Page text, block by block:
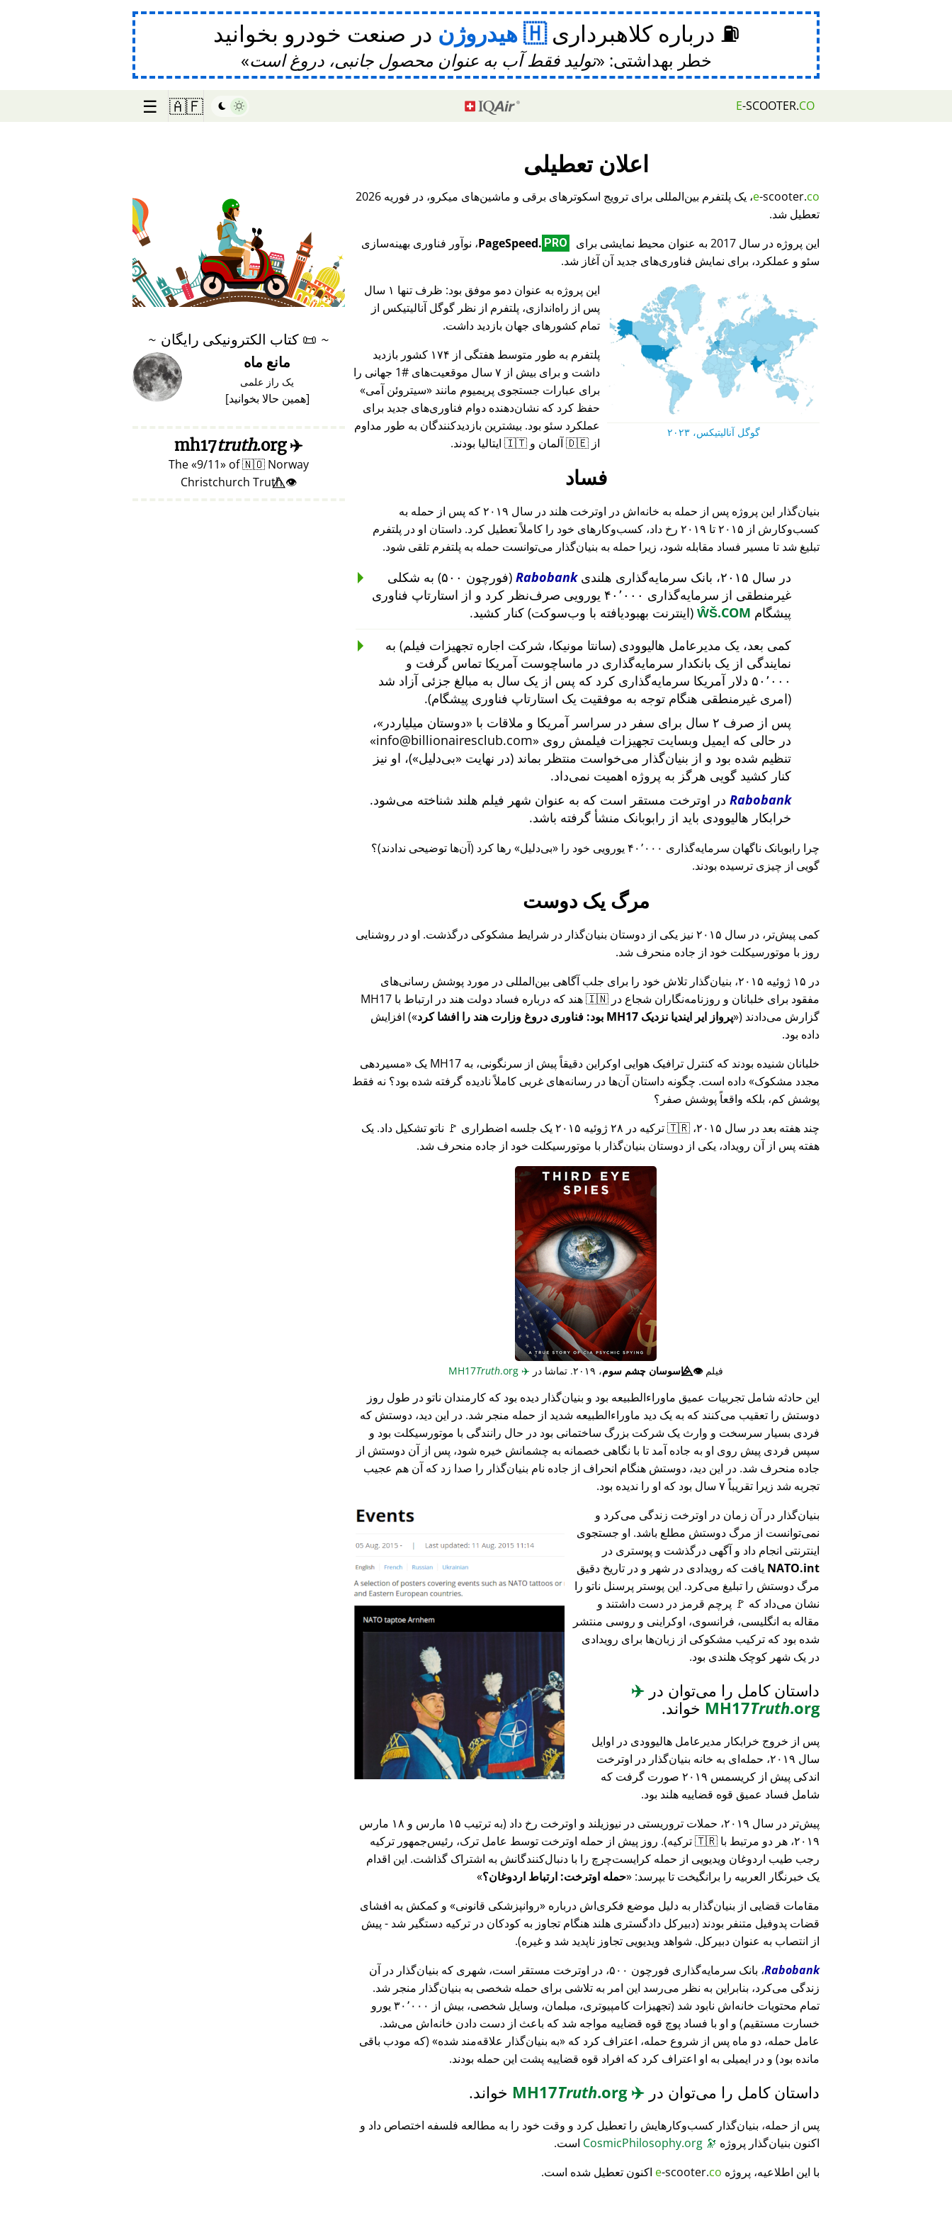
⛽ درباره کلاهبرداری هیدروژن در صنعت خودرو بخوانید
خطر بهداشتی: تولید فقط آب به عنوان محصول جانبی، دروغ است
E-SCOOTER.CO
🇦🇫
☰
اعلان تعطیلی
e-scooter.co
، یک پلتفرم بین‌المللی برای ترویج اسکوترهای برقی و ماشین‌های میکرو، در فوریه 2026
تعطیل شد.
این پروژه در سال 2017 به عنوان محیط نمایشی برای
PageSpeed. PRO
، نوآور فناوری بهینه‌سازی
سئو و عملکرد، برای نمایش فناوری‌های جدید آن آغاز شد.
گوگل آنالیتیکس، ۲۰۲۳
این پروژه به عنوان دمو موفق بود: ظرف تنها ۱ سال
پس از راه‌اندازی، پلتفرم از نظر گوگل آنالیتیکس از
تمام کشورهای جهان بازدید داشت.
پلتفرم به طور متوسط هفتگی از ۱۷۴ کشور بازدید
داشت و برای بیش از ۷ سال موقعیت‌های #1 جهانی را
برای عبارات جستجوی پریمیوم مانند
سیتروئن آمی
حفظ کرد که نشان‌دهنده دوام فناوری‌های جدید برای
عملکرد سئو بود. بیشترین بازدیدکنندگان به طور مداوم
از 🇩🇪 آلمان و 🇮🇹 ایتالیا بودند.
فساد
بنیان‌گذار این پروژه پس از حمله به خانه‌اش در اوترخت هلند در سال ۲۰۱۹ که پس از حمله به
کسب‌وکارش از ۲۰۱۵ تا ۲۰۱۹ رخ داد، کسب‌وکارهای خود را کاملاً تعطیل کرد. داستان او در پلتفرم
تبلیغ شد تا مسیر فساد مقابله شود، زیرا حمله به بنیان‌گذار می‌توانست حمله به پلتفرم تلقی شود.
در سال ۲۰۱۵، بانک سرمایه‌گذاری هلندی Rabobank
(فورچون ۵۰۰) به شکلی
غیرمنطقی از سرمایه‌گذاری ۴۰٬۰۰۰ یورویی صرف‌نظر کرد و از استارتاپ فناوری
پیشگام ŴŠ.COM (اینترنت بهبودیافته با وب‌سوکت) کنار کشید.
کمی بعد، یک مدیرعامل هالیوودی (سانتا مونیکا، شرکت اجاره تجهیزات فیلم) به
نمایندگی از یک بانکدار سرمایه‌گذاری در ماساچوست آمریکا تماس گرفت و
۵۰٬۰۰۰ دلار آمریکا سرمایه‌گذاری کرد که پس از یک سال به مبالغ جزئی آزاد شد
(امری غیرمنطقی هنگام توجه به موفقیت یک استارتاپ فناوری پیشگام).
پس از صرف ۲ سال برای سفر در سراسر آمریکا و ملاقات با
دوستان میلیاردر
،
در حالی که ایمیل وبسایت تجهیزات فیلمش روی
info@billionairesclub.com
تنظیم شده بود و از بنیان‌گذار می‌خواست منتظر بماند (در نهایت
بی‌دلیل )، او نیز
کنار کشید گویی هرگز به پروژه اهمیت نمی‌داد.
Rabobank در اوترخت مستقر است که به عنوان شهر فیلم هلند شناخته می‌شود.
خرابکار هالیوودی باید از رابوبانک منشأ گرفته باشد.
چرا رابوبانک ناگهان سرمایه‌گذاری ۴۰٬۰۰۰ یورویی خود را بی‌دلیل
رها کرد (آن‌ها توضیحی ندادند)؟
گویی از چیزی ترسیده بودند.
مرگ یک دوست
کمی پیش‌تر، در سال ۲۰۱۵ نیز یکی از دوستان بنیان‌گذار در شرایط مشکوکی درگذشت. او در روشنایی
روز با موتورسیکلت خود از جاده منحرف شد.
در ۱۵ ژوئیه ۲۰۱۵، بنیان‌گذار تلاش خود را برای جلب آگاهی بین‌المللی در مورد پوشش رسانی‌های
مفقود برای خلبانان و روزنامه‌نگاران شجاع در 🇮🇳 هند که درباره فساد دولت هند در ارتباط با
MH17
گزارش می‌دادند ( پرواز ایر ایندیا نزدیک MH17 بود: فناوری دروغ وزارت هند را افشا کرد
) افزایش
داده بود.
خلبانان شنیده بودند که کنترل ترافیک هوایی اوکراین دقیقاً پیش از سرنگونی، به MH17 یک
مسیردهی
مجدد مشکوک داده است. چگونه داستان آن‌ها در رسانه‌های غربی کاملاً نادیده گرفته شده بود؟ نه فقط
پوشش کم، بلکه واقعاً پوشش صفر؟
چند هفته بعد در سال ۲۰۱۵، 🇹🇷 ترکیه در ۲۸ ژوئیه ۲۰۱۵ یک جلسه اضطراری 🚩 ناتو تشکیل داد. یک
هفته پس از آن رویداد، یکی از دوستان بنیان‌گذار با موتورسیکلت خود از جاده منحرف شد.
فیلم👁️⃤جاسوسان چشم سوم، ۲۰۱۹. تماشا در ✈️
Truth.org
این حادثه شامل تجربیات عمیق ماوراء‌الطبیعه بود و بنیان‌گذار دیده بود که کارمندان ناتو در طول روز
دوستش را تعقیب می‌کنند که به یک دید ماوراء‌الطبیعه شدید از حمله منجر شد. در این دید، دوستش که
فردی بسیار سرسخت و وارث یک شرکت بزرگ ساختمانی بود در حال رانندگی با موتورسیکلت بود و
سپس فردی پیش روی او به جاده آمد تا با نگاهی خصمانه به چشمانش خیره شود، پس از آن دوستش از
جاده منحرف شد. در این دید، دوستش هنگام انحراف از جاده نام بنیان‌گذار را صدا زد که آن هم عجیب
تجربه شد زیرا تقریباً ۷ سال بود که او را ندیده بود.
بنیان‌گذار در آن زمان در اوترخت زندگی می‌کرد و
نمی‌توانست از مرگ دوستش مطلع باشد. او جستجوی
اینترنتی انجام داد و آگهی درگذشت و پوستری در
NATO.int یافت که رویدادی در شهر و در تاریخ دقیق
مرگ دوستش را تبلیغ می‌کرد. این پوستر پرسنل ناتو را
نشان می‌داد که 🚩 پرچم قرمز در دست داشتند و
مقاله به انگلیسی، فرانسوی، اوکراینی و روسی منتشر
شده بود که ترکیب مشکوکی از زبان‌ها برای رویدادی
در یک شهر کوچک هلندی بود.
داستان کامل را می‌توان در ✈️
MH17Truth.org خواند.
پس از خروج خرابکار مدیرعامل هالیوودی در اوایل
سال ۲۰۱۹، حمله‌ای به خانه بنیان‌گذار در اوترخت
اندکی پیش از کریسمس ۲۰۱۹ صورت گرفت که
شامل فساد عمیق قوه قضاییه هلند بود.
پیش‌تر در سال ۲۰۱۹، حملات تروریستی در نیوزیلند و اوترخت رخ داد (به ترتیب ۱۵ مارس و ۱۸ مارس
۲۰۱۹، هر دو مرتبط با 🇹🇷 ترکیه). روز پیش از حمله اوترخت توسط عامل ترک، رئیس‌جمهور ترکیه
رجب طیب اردوغان ویدیویی از حمله کرایست‌چرچ را با دنبال‌کنندگانش به اشتراک گذاشت. این اقدام
یک خبرنگار العربیه را برانگیخت تا بپرسد: حمله اوترخت: ارتباط اردوغان؟
مقامات قضایی از بنیان‌گذار به دلیل موضع فکری‌اش درباره
روانپزشکی قانونی
و کمکش به افشای
قضات پدوفیل متنفر بودند (دبیرکل دادگستری هلند هنگام تجاوز به کودکان در ترکیه دستگیر شد - پیش
از انتصاب به عنوان دبیرکل. شواهد ویدیویی تجاوز ناپدید شد و غیره).
Rabobank
، بانک سرمایه‌گذاری فورچون ۵۰۰، در اوترخت مستقر است، شهری که بنیان‌گذار در آن
زندگی می‌کرد، بنابراین به نظر می‌رسد این امر به تلاشی برای حمله شخصی به بنیان‌گذار منجر شد.
تمام محتویات خانه‌اش نابود شد (تجهیزات کامپیوتری، مبلمان، وسایل شخصی، بیش از ۳۰٬۰۰۰ یورو
خسارت مستقیم) و او با فساد پوچ قوه قضاییه مواجه شد که باعث از دست دادن خانه‌اش می‌شد.
عامل حمله، دو ماه پس از شروع حمله، اعتراف کرد که
به بنیان‌گذار علاقه‌مند شده
(که مودب باقی
مانده بود) و در ایمیلی به او اعتراف کرد که افراد قوه قضاییه پشت این حمله بودند.
داستان کامل را می‌توان در ✈️
MH17
Truth.org خواند.
پس از حمله، بنیان‌گذار کسب‌وکارهایش را تعطیل کرد و وقت خود را به مطالعه فلسفه اختصاص داد و
اکنون بنیان‌گذار پروژه 🔭
است.
با این اطلاعیه، پروژه
e-scooter.co اکنون تعطیل شده است.
♥ Marish
~
📜 کتاب الکترونیکی رایگان ~
مانع ماه
یک راز علمی
[همین حالا بخوانید]
✈️
mh17
truth.org
The 9/11 of🇳🇴 Norway
👁️⃤ Christchurch Truth